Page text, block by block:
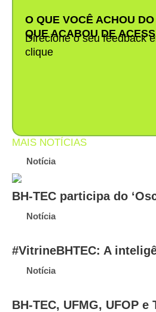
O QUE VOCÊ ACHOU
QUE ACABOU DE
Direcione o seu feedback
clique
MAIS NOTÍCIAS
Notícia
BH-TEC participa do
Notícia
#VitrineBHTEC: A
Notícia
BH-TEC, UFMG, UFOP